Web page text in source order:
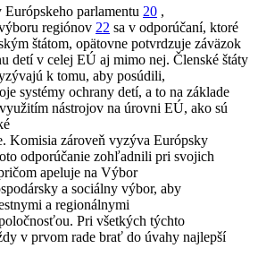
parlamentu 20 ,
regiónov 22 sa v odporúčaní, ktoré
štátom, opätovne potvrdzuje záväzok
detí v celej EÚ aj mimo nej. Členské štáty
k tomu, aby posúdili,
systémy ochrany detí, a to na základe
nástrojov na úrovni EÚ, ako sú
Komisia zároveň vyzýva Európsky
odporúčanie zohľadnili pri svojich
apeluje na Výbor
a sociálny výbor, aby
a regionálnymi
Pri všetkých týchto
v prvom rade brať do úvahy najlepší